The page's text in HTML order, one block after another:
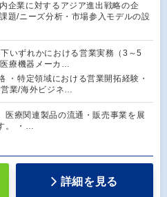
企業に対するアジア進出戦略の企
題/ニーズ分析・市場参入モデルの設
いずれかにおける営業実務（3～5
療機器メーカ…
・特定領域における営業開拓経験・
業/海外ビジネ…
医療関連製品の流通・販売事業を展
。 ・…
詳細を見る